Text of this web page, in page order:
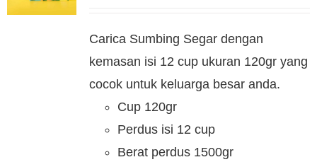
Rp61,000.
Rp55,000.
Carica Sumbing Segar dengan
kemasan isi 12 cup ukuran 120gr yang
cocok untuk keluarga besar anda.
Cup 120gr
Perdus isi 12 cup
Berat perdus 1500gr